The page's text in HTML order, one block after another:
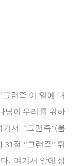
그런즉 이 일에 대
님이 우리를 위하
기서 “그런즉”(롬
31절 “그런즉” 뒤
. 여기서 앞에 성